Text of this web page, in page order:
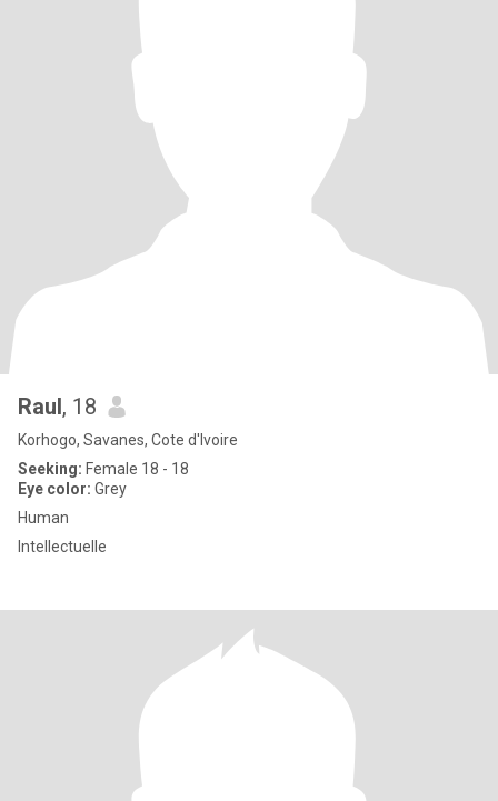
Raul, 18
Korhogo, Savanes, Cote d'Ivoire
Seeking: Female 18 - 18
Eye color: Grey
Human
Intellectuelle